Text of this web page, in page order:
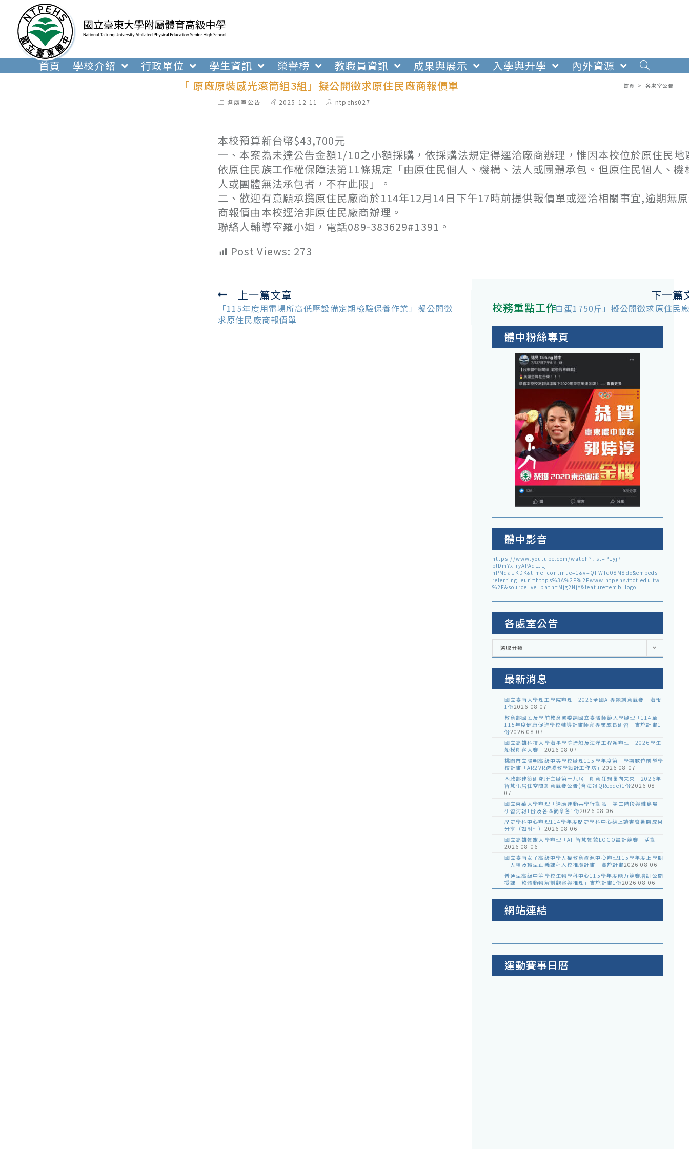
內
首頁 學校介紹 行政單位 學生資訊 榮譽榜 教職員資訊 成果與展示 入學與升學
內外資源
「 原廠原裝感光滾筒組3組」擬公開徵求原住民廠商報價單
首頁 > 各處室公告
Post各處室公告
Post2025-12-11
Post
author:
ntpehs027
本校預算新台幣$43,700元
一、本案為未達公告金額1/10之小額採購，依採購法規定得逕洽廠商辦理，惟因本校位於原住民地
依原住民族工作權保障法第11條規定「由原住民個人、機構、法人或團體承包。但原住民個人、機
人或團體無法承包者，不在此限」。
二、歡迎有意願承攬原住民廠商於114年12月14日下午17時前提供報價單或逕洽相關事宜,逾期無
商報價由本校逕洽非原住民廠商辦理。
聯絡人輔導室羅小姐，電話089-383629#1391。
Post Views: 273
Read
more
articles
上一篇文章
「115年度用電場所高低壓設備定期檢驗保養作業」擬公開徵
求原住民廠商報價單
下一篇
「白蛋1750斤」擬公開徵求原住民
校務重點工作
體中粉絲專頁
體中影音
https://www.youtube.com/watch?list=PLyj7F-
blDmYxiryAPAqLJLj-
hPMqaUKDK&time_continue=1&v=QFWTd08M8do&embeds_
referring_euri=https%3A%2F%2Fwww.ntpehs.ttct.edu.tw
%2F&source_ve_path=Mjg2NjY&feature=emb_logo
各處室公告
各
室
選取分類
最新消息
國立臺南大學理工學院辦理「2026全國AI專題創意競賽」海報
1份2026-08-07
教育部國民及學前教育署委請國立臺灣師範大學辦理「114至
115年度健康促進學校輔導計畫師資專業成長研習」實施計畫1
份2026-08-07
國立高雄科技大學海事學院造船及海洋工程系辦理「2026學生
船模創客大賽」 2026-08-07
桃園市立陽明高級中等學校辦理115學年度第一學期數位前導學
校計畫「AR2VR跨域教學設計工作坊」 2026-08-07
內政部建築研究所主辦第十九屆「創意狂想巢向未來」2026年
智慧化居住空間創意競賽公告(含海報QRcode)1份2026-08-
07
國立東華大學辦理「適應運動共學行動站」第二階段與離島場
研習海報1份及各區簡章各1份2026-08-06
歷史學科中心辦理114學年度歷史學科中心線上讀書會暑期成果
分享（如附件） 2026-08-06
國立高雄餐旅大學辦理「AI+智慧餐飲LOGO設計競賽」活動
2026-08-06
國立臺南女子高級中學人權教育資源中心辦理115學年度上學期
「人權及轉型正義課程入校推廣計畫」實施計畫2026-08-06
普通型高級中等學校生物學科中心115學年度能力競賽培訓公開
授課「軟體動物解剖觀察與推理」實施計畫1份2026-08-06
網站連結
運動賽事日曆